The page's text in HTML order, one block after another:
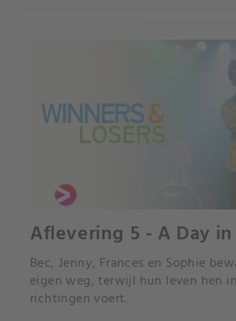
Aflevering 5 - A Day
Bec, Jenny, Frances en Sophie
eigen weg, terwijl hun leven hen
richtingen voert.